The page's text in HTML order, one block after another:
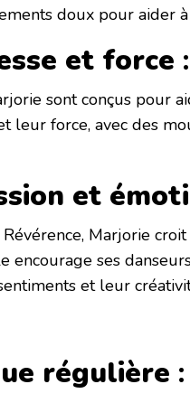
doux pour aider
et force :
sont conçus pour
leur force, avec des
et
Marjorie
encourage ses
et leur
régulière :